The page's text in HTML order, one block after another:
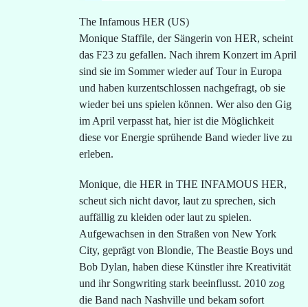
The Infamous HER (US)
Monique Staffile, der Sängerin von HER, scheint
das F23 zu gefallen. Nach ihrem Konzert im April
sind sie im Sommer wieder auf Tour in Europa
und haben kurzentschlossen nachgefragt, ob sie
wieder bei uns spielen können. Wer also den Gig
im April verpasst hat, hier ist die Möglichkeit
diese vor Energie sprühende Band wieder live zu
erleben.
Monique, die HER in THE INFAMOUS HER,
scheut sich nicht davor, laut zu sprechen, sich
auffällig zu kleiden oder laut zu spielen.
Aufgewachsen in den Straßen von New York
City, geprägt von Blondie, The Beastie Boys und
Bob Dylan, haben diese Künstler ihre Kreativität
und ihr Songwriting stark beeinflusst. 2010 zog
die Band nach Nashville und bekam sofort